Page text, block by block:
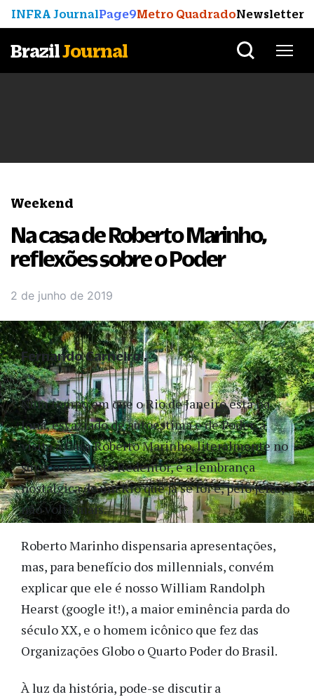
INFRA JournalPage9Metro QuadradoNewsletter
BrazilJournal
Weekend
Na casa de Roberto Marinho,
reflexões sobre o Poder
2 de junho de 2019
Num tempo em que o Rio de Janeiro está na
lona, esvaziado de autoestima e de Poder, a
visita à Casa Roberto Marinho, literalmente no
suvaco do Cristo Redentor, é a lembrança
nostálgica de um Rio que já se foi e, pelo jeito,
não volta mais.
Roberto Marinho dispensaria apresentações,
mas, para benefício dos millennials, convém
explicar que ele é nosso William Randolph
Hearst (google it!), a maior eminência parda do
século XX, e o homem icônico que fez das
Organizações Globo o Quarto Poder do Brasil.
À luz da história, pode-se discutir a
Fernando Carneiro